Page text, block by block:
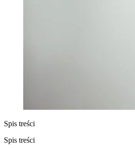
Spis treści
Spis treści